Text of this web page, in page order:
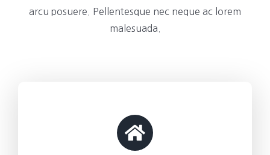
arcu posuere. Pellentesque nec neque ac lorem
malesuada.